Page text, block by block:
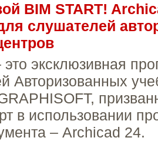
BIM START!
слушателей
это эксклюзивная
Авторизованных
в использовании
– Archicad 24.